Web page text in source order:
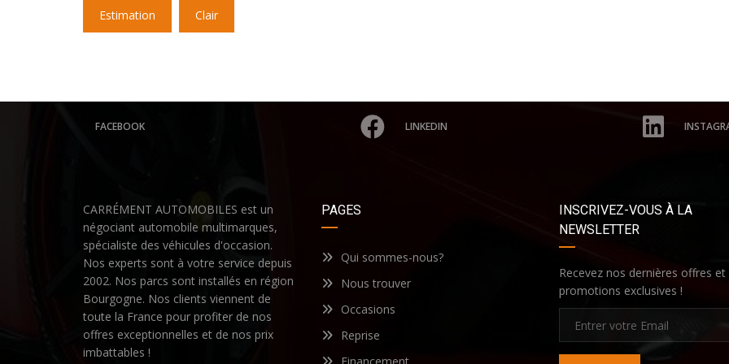
Estimation Clair
FACEBOOK LINKEDIN
CARRÉMENT AUTOMOBILES est un
négociant automobile multimarques,
spécialiste des véhicules d'occasion.
Nos experts sont à votre service depuis
2002. Nos parcs sont installés en région
Bourgogne. Nos clients viennent de
toute la France pour profiter de nos
offres exceptionnelles et de nos prix
imbattables !
PAGES
Qui sommes-nous?
Nous trouver
Occasions
Reprise
INSCRIVEZ-VOUS À LA
NEWSLETTER
Recevez nos dernières offres et
promotions exclusives !